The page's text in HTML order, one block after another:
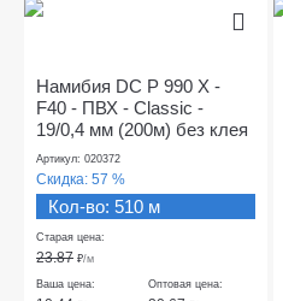
Намибия DC P 990 Х -
F40 - ПВХ - Classic -
19/0,4 мм (200м) без клея
Артикул: 020372
Скидка: 57 %
Кол-во: 510 м
Старая цена:
23.87 ₽/м
Ваша цена: Оптовая цена: